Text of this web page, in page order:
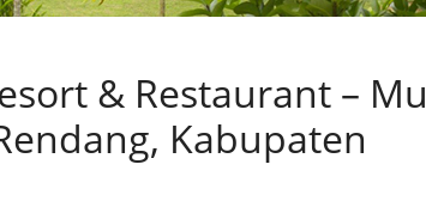
& Restaurant –
Kabupaten